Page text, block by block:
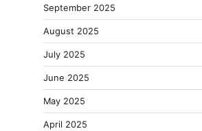
September 2025
August 2025
July 2025
June 2025
May 2025
April 2025